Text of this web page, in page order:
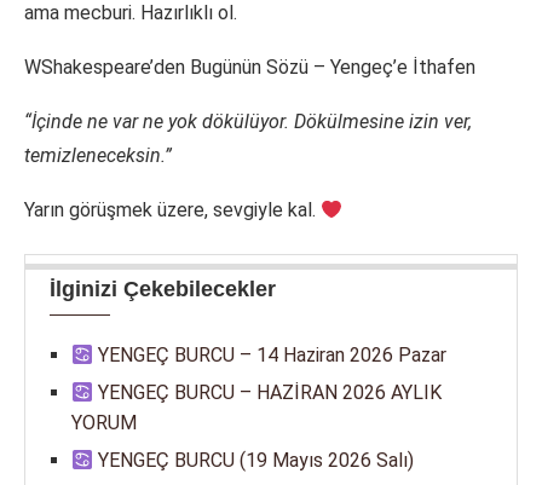
ama mecburi. Hazırlıklı ol.
WShakespeare’den Bugünün Sözü – Yengeç’e İthafen
“İçinde ne var ne yok dökülüyor. Dökülmesine izin ver,
temizleneceksin.”
Yarın görüşmek üzere, sevgiyle kal.
İlginizi Çekebilecekler
YENGEÇ BURCU – 14 Haziran 2026 Pazar
YENGEÇ BURCU – HAZİRAN 2026 AYLIK
YORUM
YENGEÇ BURCU (19 Mayıs 2026 Salı)